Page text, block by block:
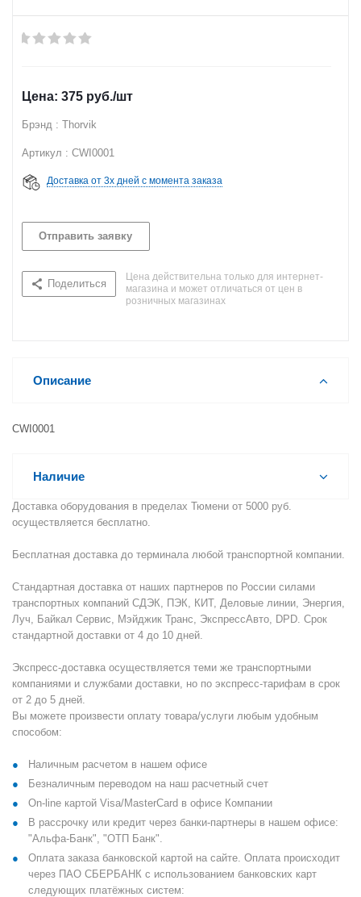
375 руб./шт
Брэнд : Thorvik
Артикул : CWI0001
Доставка от 3х дней с момента заказа
Отправить заявку
Поделиться
Цена действительна только для интернет-
магазина и может отличаться от цен в
розничных магазинах
Описание
CWI0001
Наличие
Доставка оборудования в пределах Тюмени от 5000 руб.
осуществляется бесплатно.
Бесплатная доставка до терминала любой транспортной компании.
Стандартная доставка от наших партнеров по России силами
транспортных компаний СДЭК, ПЭК, КИТ, Деловые линии, Энергия,
Луч, Байкал Сервис, Мэйджик Транс, ЭкспрессАвто, DPD. Срок
стандартной доставки от 4 до 10 дней.
Экспресс-доставка осуществляется теми же транспортными
компаниями и службами доставки, но по экспресс-тарифам в срок
от 2 до 5 дней.
Вы можете произвести оплату товара/услуги любым удобным
способом:
Наличным расчетом в нашем офисе
Безналичным переводом на наш расчетный счет
On-line картой Visa/MasterCard в офисе Компании
В рассрочку или кредит через банки-партнеры в нашем офисе:
"Альфа-Банк", "ОТП Банк".
Оплата заказа банковской картой на сайте. Оплата происходит
через ПАО СБЕРБАНК с использованием банковских карт
следующих платёжных систем: